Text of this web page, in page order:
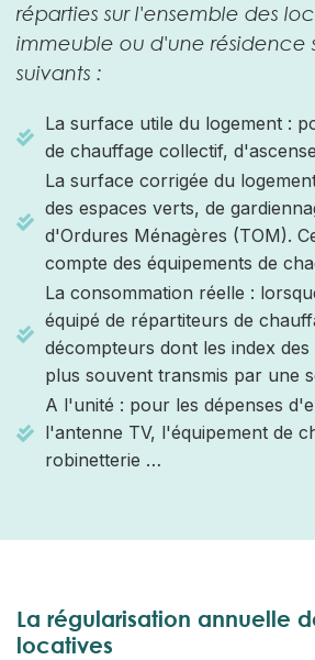
réparties sur l'ensemble des
immeuble ou d'une résidence
suivants :
La surface utile du logement :
de chauffage collectif,
La surface corrigée du
des espaces verts, de
d'Ordures Ménagères (TOM).
compte des équipements de
La consommation réelle :
équipé de répartiteurs de
décompteurs dont les index
plus souvent transmis par une
A l'unité : pour les dépenses
l'antenne TV, l'équipement de
robinetterie …
La régularisation annuelle
locatives